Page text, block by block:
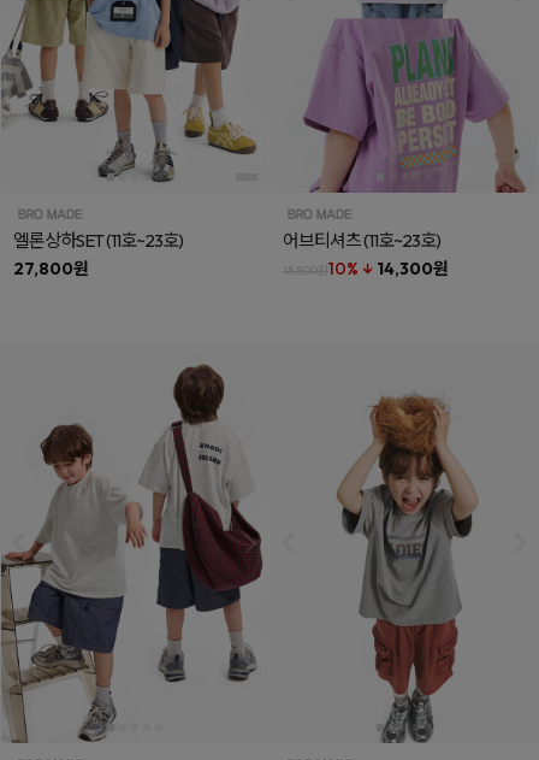
엘론상하SET(11호~23호)
27,800원
어브티셔츠(11호~23호)
15,800원10% ↓ 14,300원